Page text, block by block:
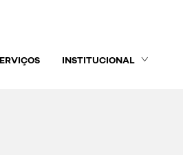
INSTITUCIONAL